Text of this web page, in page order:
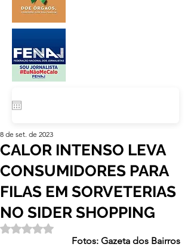
CALOR INTENSO LEVA
CONSUMIDORES PARA
FILAS EM SORVETERIAS
NO SIDER SHOPPING
8 de set. de 2023
Avaliado com NaN de 5 estrelas.
Fotos: Gazeta dos Bairros